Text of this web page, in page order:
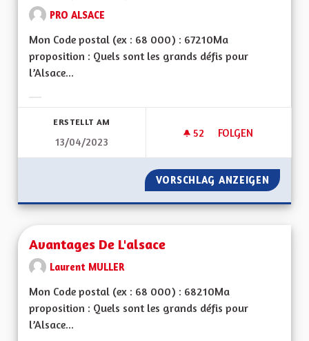
PRO ALSACE
Mon Code postal (ex : 68 000) : 67210Ma
proposition : Quels sont les grands défis pour
l’Alsace...
ERSTELLT AM
13/04/2023
52 52 FOLLOWER
FOLGEN
MA PROPOSITION
VORSCHLAG ANZEIGEN MA
Avantages De L'alsace
Laurent MULLER
Mon Code postal (ex : 68 000) : 68210Ma
proposition : Quels sont les grands défis pour
l’Alsace...